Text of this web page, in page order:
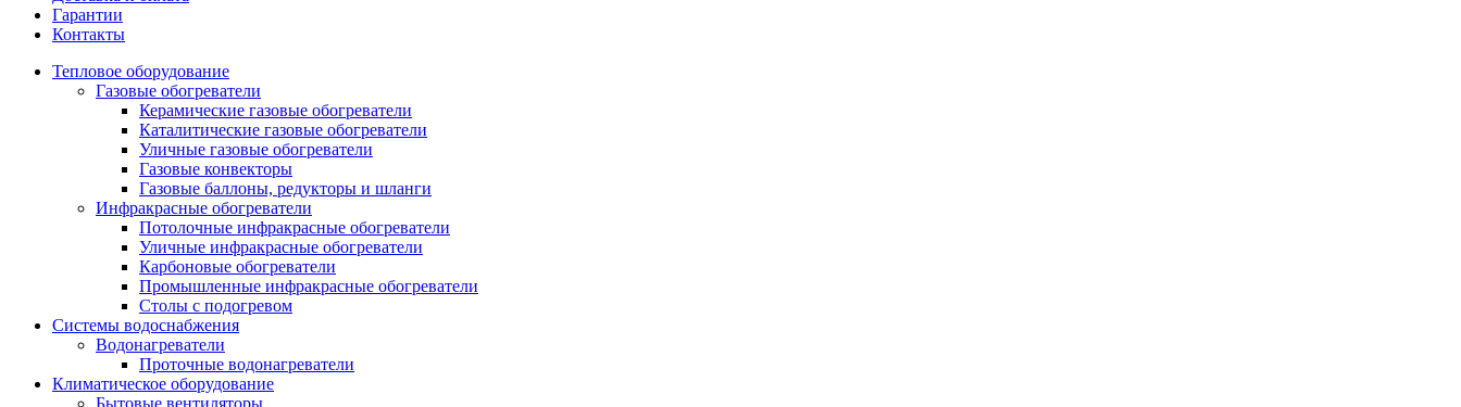
Гарантии
Контакты
Тепловое оборудование
Газовые обогреватели
Керамические газовые обогреватели
Каталитические газовые обогреватели
Уличные газовые обогреватели
Газовые конвекторы
Газовые баллоны, редукторы и шланги
Инфракрасные обогреватели
Потолочные инфракрасные обогреватели
Уличные инфракрасные обогреватели
Карбоновые обогреватели
Промышленные инфракрасные обогреватели
Столы с подогревом
Системы водоснабжения
Водонагреватели
Проточные водонагреватели
Климатическое оборудование